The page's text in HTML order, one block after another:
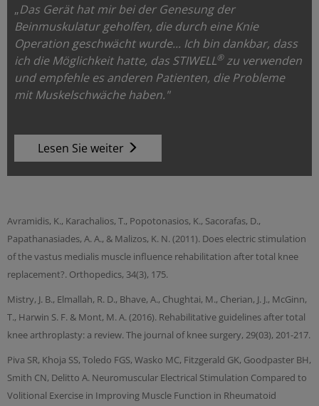
„Das Gerät hat mir bei der Genesung der
Beinmuskulatur geholfen, die durch eine Knie
Operation geschwächt wurde... Ich bin dankbar, dass
ich die Möglichkeit hatte, das STIWELL®zu verwenden
und empfehle es anderen Patienten, die Probleme
mit Muskelschwäche haben."
Lesen Sie weiter
Avramidis, K., Karachalios, T., Popotonasios, K., Sacorafas, D.,
Papathanasiades, A. A., & Malizos, K. N. (2011). Does electric stimulation
of the vastus medialis muscle influence rehabilitation after total knee
replacement?. Orthopedics, 34(3), 175.
Mistry, J. B., Elmallah, R. D., Bhave, A., Chughtai, M., Cherian, J. J., McGinn,
T., Harwin S. F. & Mont, M. A. (2016). Rehabilitative guidelines after total
knee arthroplasty: a review. The journal of knee surgery, 29(03), 201-217.
Piva SR, Khoja SS, Toledo FGS, Wasko MC, Fitzgerald GK, Goodpaster BH,
Smith CN, Delitto A. Neuromuscular Electrical Stimulation Compared to
Volitional Exercise in Improving Muscle Function in Rheumatoid